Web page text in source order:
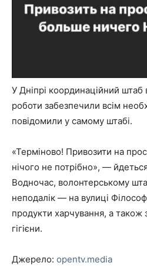
У Дніпрі координаційний штаб
роботи забезпечили всім
повідомили у самому штабі.
«Терміново! Привозити на
нічого не потрібно», —
Водночас, волонтерському
неподалік — на вулиці
продукти харчування, а також
гігієни.
Джерело: opentv.media